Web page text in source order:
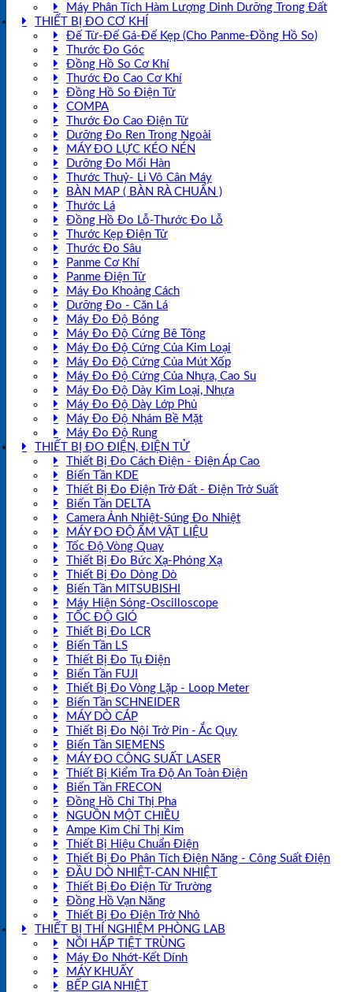
Máy Phân Tích Hàm Lượng Dinh Dưỡng Trong Đất
THIẾT BỊ ĐO CƠ KHÍ
Đế Từ-Đế Gá-Đế Kẹp (Cho Panme-Đồng Hồ So)
Thước Đo Góc
Đồng Hồ So Cơ Khí
Thước Đo Cao Cơ Khí
Đồng Hồ So Điện Tử
COMPA
Thước Đo Cao Điện Tử
Dưỡng Đo Ren Trong Ngoài
MÁY ĐO LỰC KÉO NÉN
Dưỡng Đo Mối Hàn
Thước Thuỷ- Li Vô Cân Máy
BÀN MAP ( BÀN RÀ CHUẨN )
Thước Lá
Đồng Hồ Đo Lỗ-Thước Đo Lỗ
Thước Kẹp Điện Tử
Thước Đo Sâu
Panme Cơ Khí
Panme Điện Tử
Máy Đo Khoảng Cách
Dưỡng Đo - Căn Lá
Máy Đo Độ Bóng
Máy Đo Độ Cứng Bê Tông
Máy Đo Độ Cứng Của Kim Loại
Máy Đo Độ Cứng Của Mút Xốp
Máy Đo Độ Cứng Của Nhựa, Cao Su
Máy Đo Độ Dày Kim Loại, Nhựa
Máy Đo Độ Dày Lớp Phủ
Máy Đo Độ Nhám Bề Mặt
Máy Đo Độ Rung
THIẾT BỊ ĐO ĐIỆN, ĐIỆN TỬ
Thiết Bị Đo Cách Điện - Điện Áp Cao
Biến Tần KDE
Thiết Bị Đo Điện Trở Đất - Điện Trở Suất
Biến Tần DELTA
Camera Ảnh Nhiệt-Súng Đo Nhiệt
MÁY ĐO ĐỘ ẨM VẬT LIỆU
Tốc Độ Vòng Quay
Thiết Bị Đo Bức Xạ-Phóng Xạ
Thiết Bị Đo Dòng Dò
Biến Tần MITSUBISHI
Máy Hiện Sóng-Oscilloscope
TỐC ĐỘ GIÓ
Thiết Bị Đo LCR
Biến Tần LS
Thiết Bị Đo Tụ Điện
Biến Tần FUJI
Thiết Bị Đo Vòng Lặp - Loop Meter
Biến Tần SCHNEIDER
MÁY DÒ CÁP
Thiết Bị Đo Nội Trở Pin - Ắc Quy
Biến Tần SIEMENS
MÁY ĐO CÔNG SUẤT LASER
Thiết Bị Kiểm Tra Độ An Toàn Điện
Biến Tần FRECON
Đồng Hồ Chỉ Thị Pha
NGUỒN MỘT CHIỀU
Ampe Kìm Chỉ Thị Kim
Thiết Bị Hiệu Chuẩn Điện
Thiết Bị Đo Phân Tích Điện Năng - Công Suất Điện
ĐẦU DÒ NHIỆT-CAN NHIỆT
Thiết Bị Đo Điện Từ Trường
Đồng Hồ Vạn Năng
Thiết Bị Đo Điện Trở Nhỏ
THIẾT BỊ THÍ NGHIỆM PHÒNG LAB
NỒI HẤP TIỆT TRÙNG
Máy Đo Nhớt-Kết Dính
MÁY KHUẤY
BẾP GIA NHIỆT